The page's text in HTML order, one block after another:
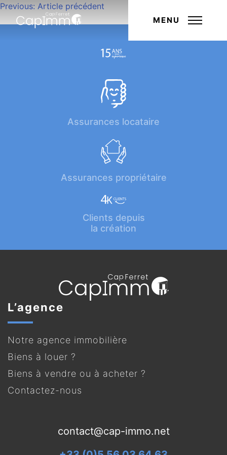
MENU
Navigation
de
Previous: Article précédent
Assurances locataire
Assurances propriétaire
Clients depuis
la création
L’agence
Notre agence immobilière
Biens à louer ?
Biens à vendre ou à acheter ?
Contactez-nous
contact@cap-immo.net